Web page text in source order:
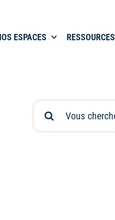
ESPACES RESSOURCES
Rechercher: